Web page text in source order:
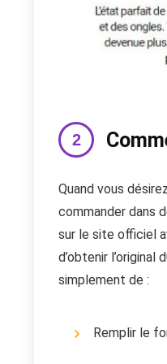
Quand vous
commander dans
sur le site officiel
d’obtenir
simplement de :
Remplir le